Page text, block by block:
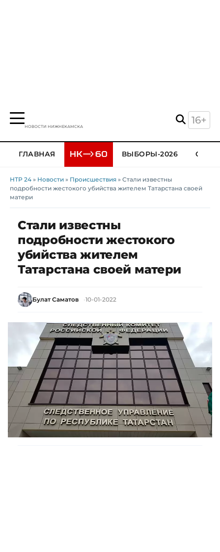
НОВОСТИ НИЖНЕКАМСКА
16+
ГЛАВНАЯ ВЫБОРЫ-2026
НТР 24 » Новости » Происшествия » Стали известны
подробности жестокого убийства жителем Татарстана своей
матери
Стали известны
подробности жестокого
убийства жителем
Татарстана своей матери
Булат Саматов 10-01-2022